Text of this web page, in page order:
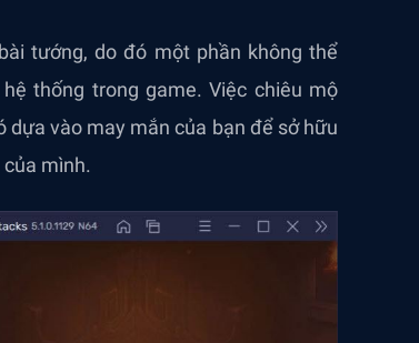
tướng, do đó một phần không thể
thống trong game. Việc chiêu mộ
dựa vào may mắn của bạn để sở hữu
mình.